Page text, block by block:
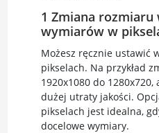
1 Zmiana rozmiaru
wymiarów w
Możesz ręcznie ustawić
pikselach. Na przykład
1920x1080 do 1280x720,
dużej utraty jakości.
pikselach jest idealna,
docelowe wymiary.